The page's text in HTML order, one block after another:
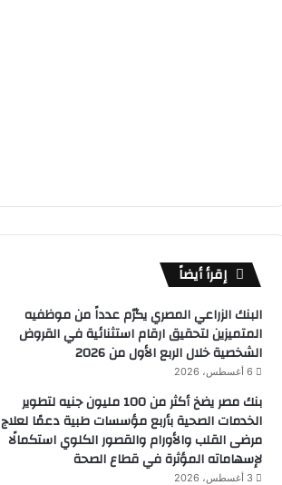
إقرأ أيضاً
البنك الزراعي المصري يكرّم عدداً من موظفيه
المتميزين لتحقيق ارقام استثنائية في القروض
الشخصية خلال الربع الأول من 2026
6 أغسطس، 2026
بنك مصر يضخ أكثر من 100 مليون جنيه لتطوير
الخدمات الصحية بأربع مؤسسات طبية دعمًا لعلاج
مرضى القلب والأورام والقصور الكلوي استكمالًا
لإسهاماته المؤثرة في قطاع الصحة
3 أغسطس، 2026